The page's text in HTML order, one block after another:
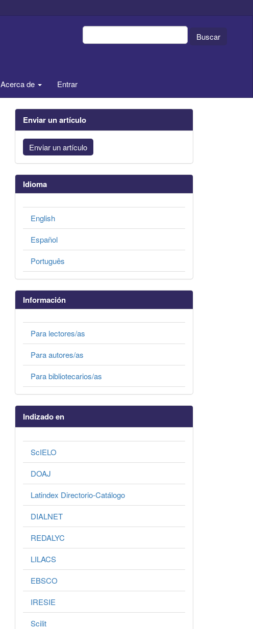
Buscar
Acerca de Entrar
Enviar un artículo
Enviar un artículo
Idioma
English
Español
Português
Información
Para lectores/as
Para autores/as
Para bibliotecarios/as
Indizado en
ScIELO
DOAJ
Latindex Directorio-Catálogo
DIALNET
REDALYC
LILACS
EBSCO
IRESIE
Scilit